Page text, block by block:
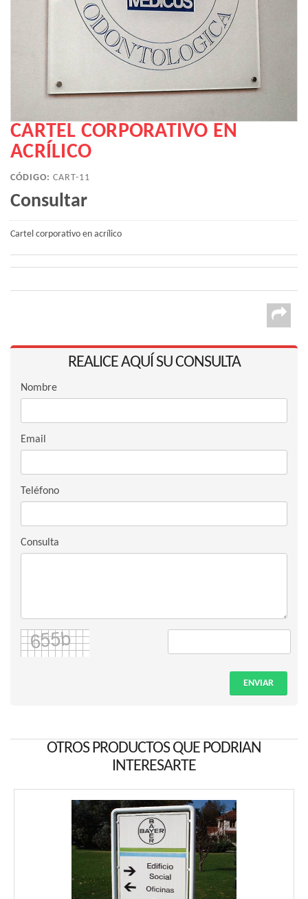
CARTEL CORPORATIVO EN
ACRÍLICO
CÓDIGO: CART-11
Consultar
Cartel corporativo en acrílico
REALICE AQUÍ SU CONSULTA
Nombre
Email
Teléfono
Consulta
ENVIAR
OTROS PRODUCTOS QUE PODRIAN
INTERESARTE